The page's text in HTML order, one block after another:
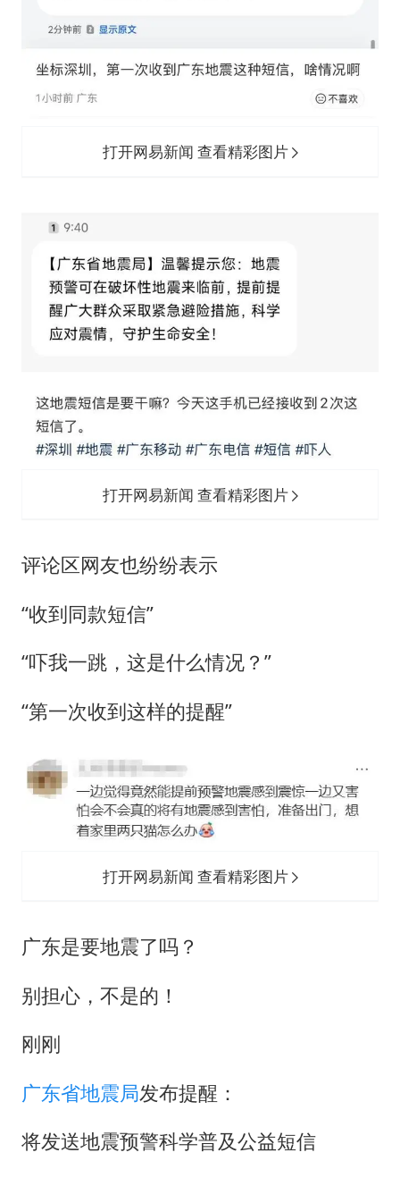
打开网易新闻 查看精彩图片
打开网易新闻 查看精彩图片
评论区网友也纷纷表示
“收到同款短信”
“吓我一跳，这是什么情况？”
“第一次收到这样的提醒”
打开网易新闻 查看精彩图片
广东是要地震了吗？
别担心，不是的！
刚刚
广东省地震局发布提醒：
将发送地震预警科学普及公益短信